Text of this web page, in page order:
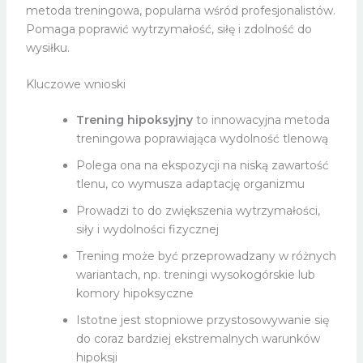
metoda treningowa, popularna wśród profesjonalistów.
Pomaga poprawić wytrzymałość, siłę i zdolność do
wysiłku.
Kluczowe wnioski
Trening hipoksyjnyto innowacyjna metoda
treningowa poprawiająca wydolność tlenową
Polega ona na ekspozycji na niską zawartość
tlenu, co wymusza adaptację organizmu
Prowadzi to do zwiększenia wytrzymałości,
siły i wydolności fizycznej
Trening może być przeprowadzany w różnych
wariantach, np. treningi wysokogórskie lub
komory hipoksyczne
Istotne jest stopniowe przystosowywanie się
do coraz bardziej ekstremalnych warunków
hipoksji